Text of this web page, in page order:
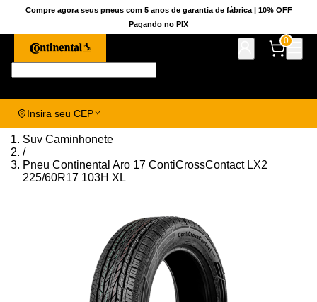
Compre agora seus pneus com 5 anos de garantia de fábrica | 10% OFF
Pagando no PIX
0
Insira seu CEP
Suv Caminhonete
/
Pneu Continental Aro 17 ContiCrossContact LX2
225/60R17 103H XL